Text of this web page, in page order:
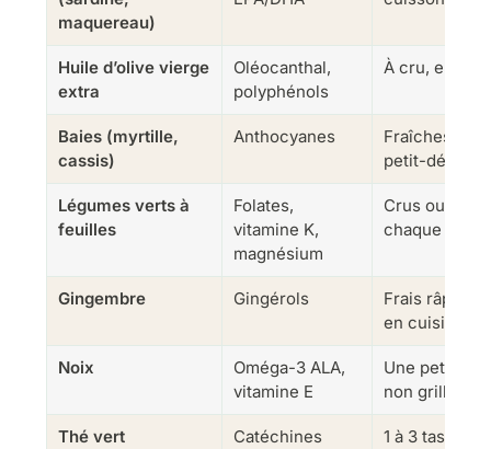
maquereau)
Huile d’olive vierge
extra
Oléocanthal,
polyphénols
À cru, en
Baies (myrtille,
cassis)
Anthocyanes
Fraîches ou
petit-
Légumes verts à
feuilles
Folates,
vitamine K,
magnésium
Crus ou
chaque jour
Gingembre Gingérols
Frais râpé,
en cuisine
Noix
Oméga-3 ALA,
vitamine E
Une petite
non grillées
Thé vert
Catéchines
1 à 3 tasses/